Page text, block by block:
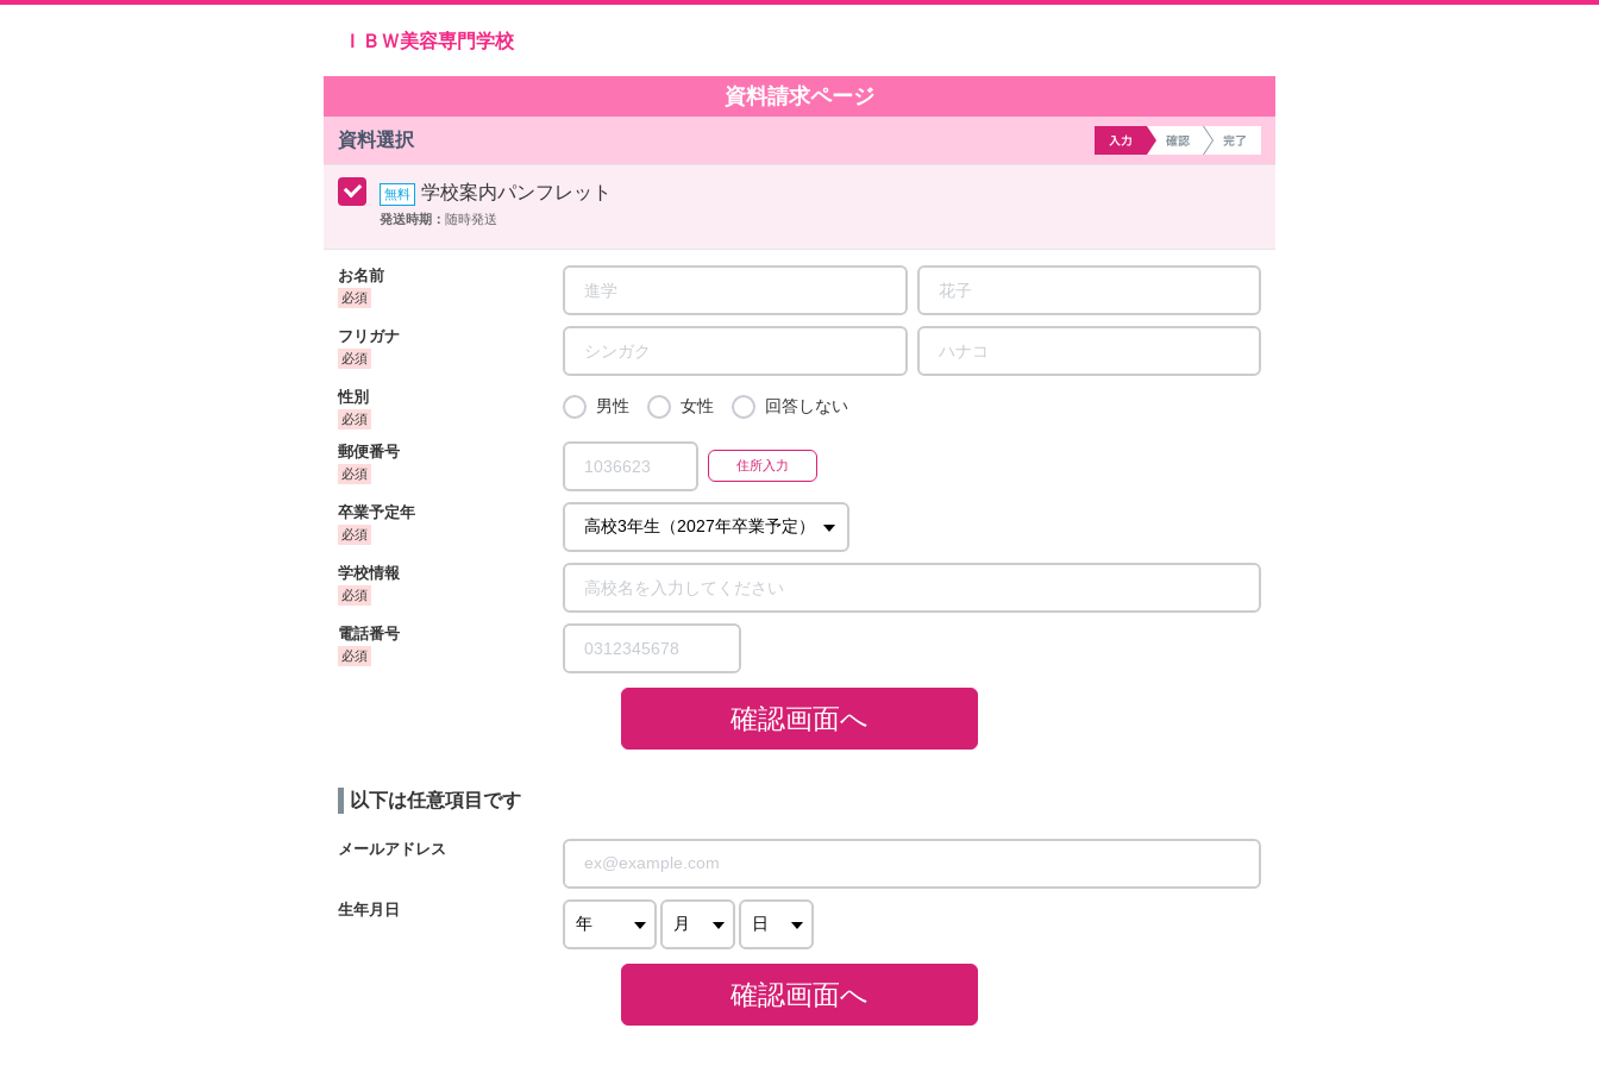
ＩＢＷ美容専門学校
資料請求ページ
資料選択
学校案内パンフレット
発送時期： 随時発送
お名前
フリガナ
性別 男性 女性 回答しない
郵便番号
卒業予定年
学校情報
電話番号
確認画面へ
以下は任意項目です
メールアドレス
生年月日
確認画面へ